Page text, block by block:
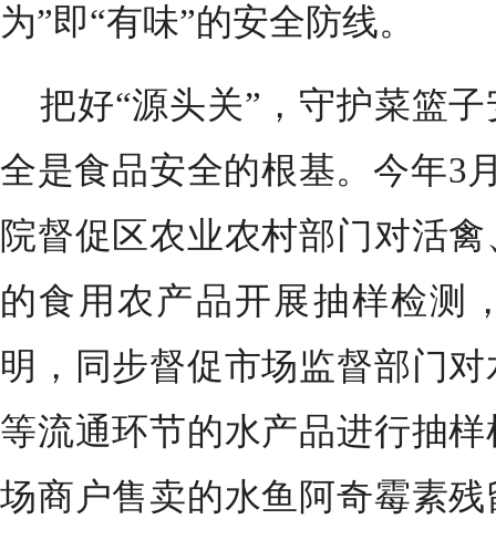
为”即“有味”的安全防线。
把好“源头关”，守护菜篮
全是食品安全的根基。今年3
院督促区农业农村部门对活
的食用农产品开展抽样检测
明，同步督促市场监督部门
等流通环节的水产品进行抽
场商户售卖的水鱼阿奇霉素